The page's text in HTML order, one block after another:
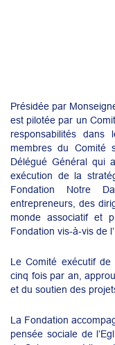
Présidée par
est pilotée par un
responsabilités
membres du Comité
Délégué Général qui
exécution de la
Fondation Notre
entrepreneurs, des
monde associatif et
Fondation vis-à-vis de
Le Comité exécutif
cinq fois par an,
et du soutien des
La Fondation
pensée sociale de